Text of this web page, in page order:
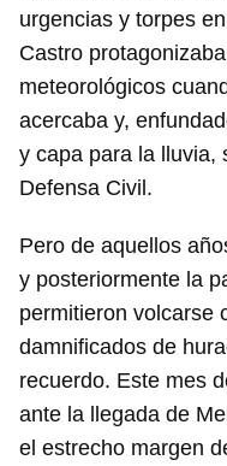
urgencias y torpes
Castro
meteorológicos
acercaba y,
y capa para la lluvia,
Defensa Civil.
Pero de aquellos
y posteriormente la
permitieron volcarse
damnificados de
recuerdo. Este mes
ante la llegada de
el estrecho margen